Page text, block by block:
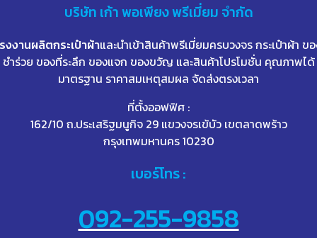
บริษัท เก้าพอเพียง พรีเมี่ยม จำกัด
งงานผลิตกระเป๋าผ้าและนำเข้าสินค้าพรีเมี่ยมครบวงจร กระเป๋าผ้า ข
ชำร่วย ของที่ระลึก ของแจก ของขวัญ และสินค้าโปรโมชั่น คุณภาพได้
มาตรฐาน ราคาสมเหตุสมผล จัดส่งตรงเวลา
ที่ตั้งออฟฟิศ :
162/10 ถ.ประเสริฐมนูกิจ 29 แขวงจรเข้บัว เขตลาดพร้าว
กรุงเทพมหานคร 10230
เบอร์โทร :
092-255-9858